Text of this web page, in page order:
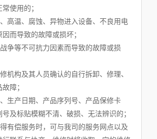
使用的；
高温、腐蚀、异物进入设备、不良用电
而导致的故障或损坏；
争等不可抗力因素而导致的故障或损
机构及其人员确认的自行拆卸、修理、
障；
生产日期、产品序列号、产品保修卡
及标贴模糊不清、破损、无法辨识的；
有偿服务时，可与我司的服务网点以及